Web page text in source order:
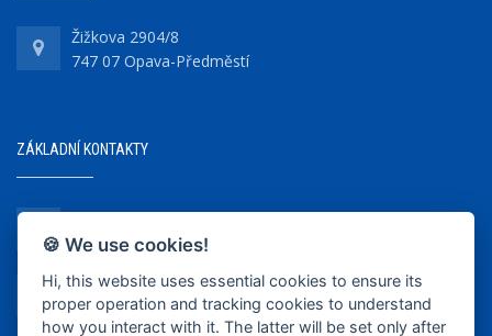
Žižkova 2904/8
747 07 Opava-Předměstí
ZÁKLADNÍ KONTAKTY
+420 737 218 679
info@bkopava.cz
www.bkopava.cz
🍪 We use cookies!
Hi, this website uses essential cookies to ensure its
proper operation and tracking cookies to understand
how you interact with it. The latter will be set only after